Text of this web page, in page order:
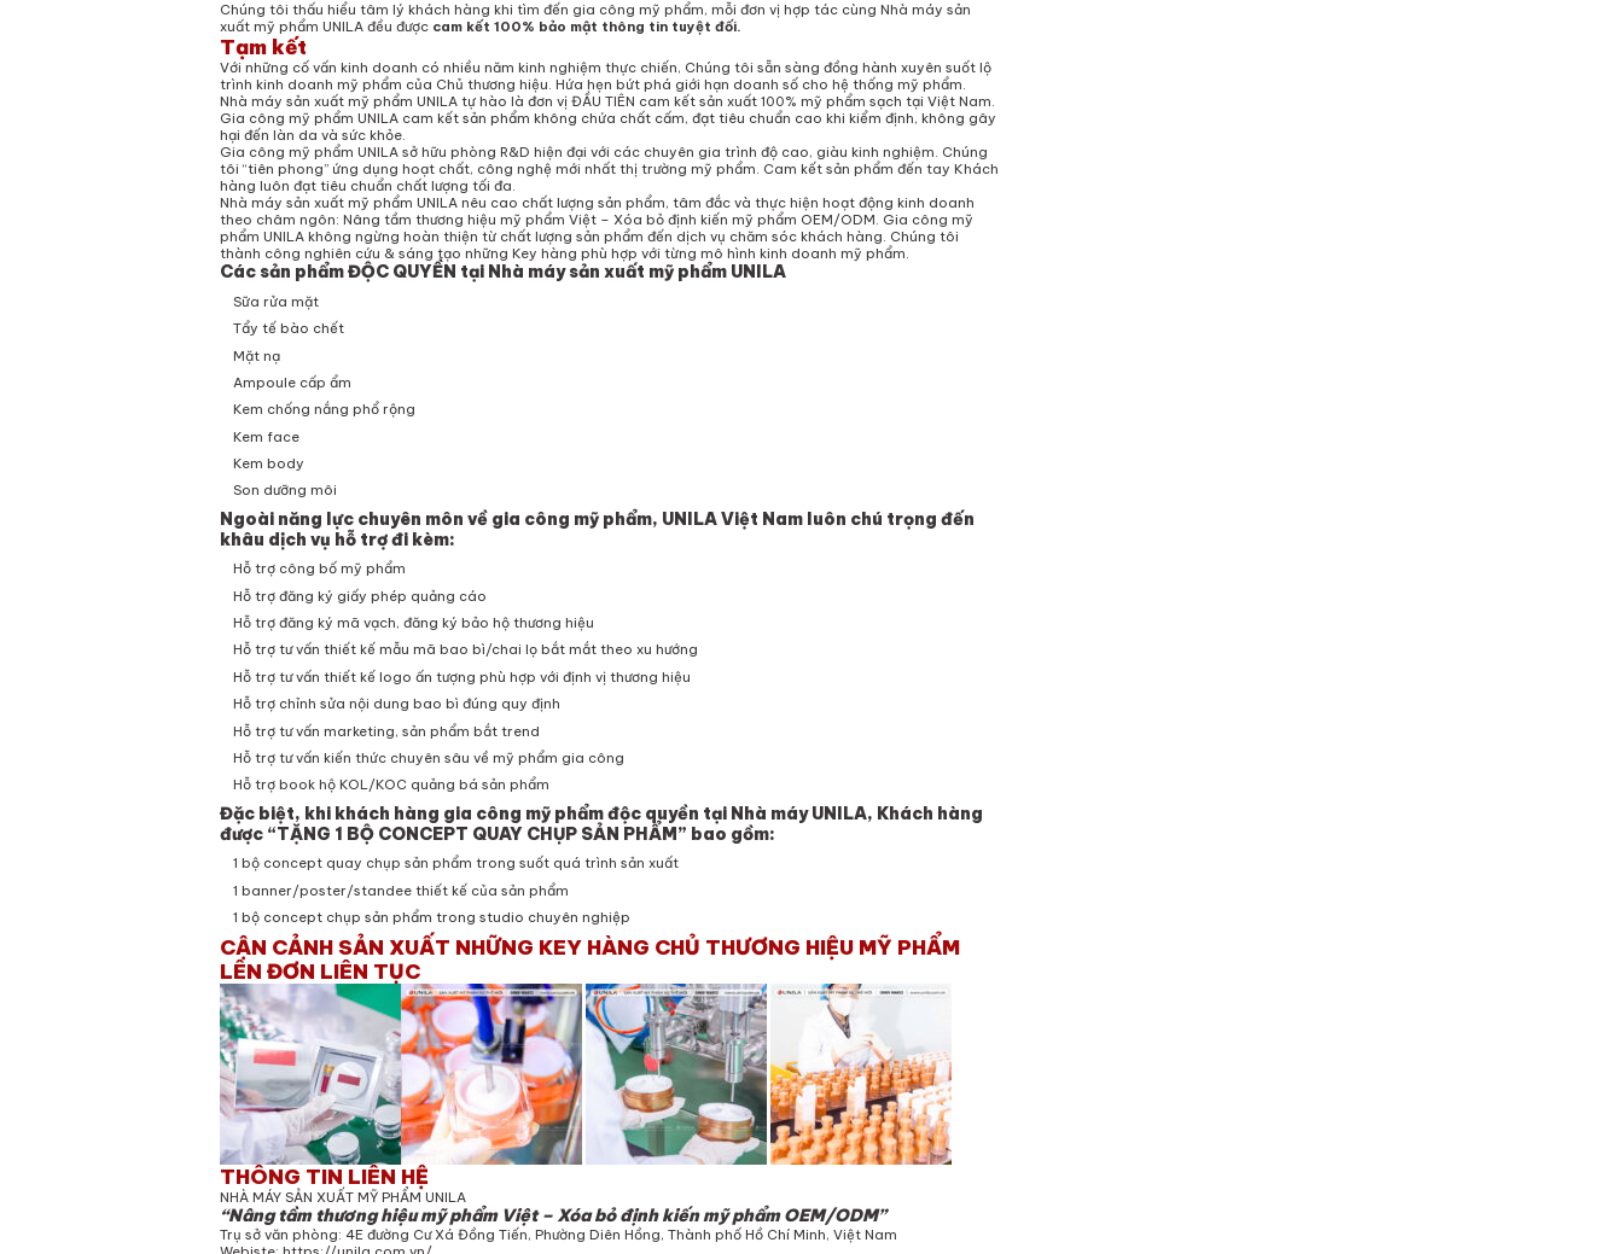
Chúng tôi thấu hiểu tâm lý khách hàng khi tìm đến gia công mỹ phẩm, mỗi đơn vị hợp tác cùng Nhà máy sản
xuất mỹ phẩm UNILA đều được cam kết 100% bảo mật thông tin tuyệt đối.
Tạm kết
Với những cố vấn kinh doanh có nhiều năm kinh nghiệm thực chiến, Chúng tôi sẵn sàng đồng hành xuyên suốt lộ
trình kinh doanh mỹ phẩm của Chủ thương hiệu. Hứa hẹn bứt phá giới hạn doanh số cho hệ thống mỹ phẩm.
Nhà máy sản xuất mỹ phẩm UNILA tự hào là đơn vị ĐẦU TIÊN cam kết sản xuất 100% mỹ phẩm sạch tại Việt Nam.
Gia công mỹ phẩm UNILA cam kết sản phẩm không chứa chất cấm, đạt tiêu chuẩn cao khi kiểm định, không gây
hại đến làn da và sức khỏe.
Gia công mỹ phẩm UNILA sở hữu phòng R&D hiện đại với các chuyên gia trình độ cao, giàu kinh nghiệm. Chúng
tôi “tiên phong” ứng dụng hoạt chất, công nghệ mới nhất thị trường mỹ phẩm. Cam kết sản phẩm đến tay Khách
hàng luôn đạt tiêu chuẩn chất lượng tối đa.
Nhà máy sản xuất mỹ phẩm UNILA nêu cao chất lượng sản phẩm, tâm đắc và thực hiện hoạt động kinh doanh
theo châm ngôn: Nâng tầm thương hiệu mỹ phẩm Việt – Xóa bỏ định kiến mỹ phẩm OEM/ODM. Gia công mỹ
phẩm UNILA không ngừng hoàn thiện từ chất lượng sản phẩm đến dịch vụ chăm sóc khách hàng. Chúng tôi
thành công nghiên cứu & sáng tạo những Key hàng phù hợp với từng mô hình kinh doanh mỹ phẩm.
Các sản phẩm ĐỘC QUYỀN tại Nhà máy sản xuất mỹ phẩm UNILA
Sữa rửa mặt
Tẩy tế bào chết
Mặt nạ
Ampoule cấp ẩm
Kem chống nắng phổ rộng
Kem face
Kem body
Son dưỡng môi
Ngoài năng lực chuyên môn về gia công mỹ phẩm, UNILA Việt Nam luôn chú trọng đến
khâu dịch vụ hỗ trợ đi kèm:
Hỗ trợ công bố mỹ phẩm
Hỗ trợ đăng ký giấy phép quảng cáo
Hỗ trợ đăng ký mã vạch, đăng ký bảo hộ thương hiệu
Hỗ trợ tư vấn thiết kế mẫu mã bao bì/chai lọ bắt mắt theo xu hướng
Hỗ trợ tư vấn thiết kế logo ấn tượng phù hợp với định vị thương hiệu
Hỗ trợ chỉnh sửa nội dung bao bì đúng quy định
Hỗ trợ tư vấn marketing, sản phẩm bắt trend
Hỗ trợ tư vấn kiến thức chuyên sâu về mỹ phẩm gia công
Hỗ trợ book hộ KOL/KOC quảng bá sản phẩm
Đặc biệt, khi khách hàng gia công mỹ phẩm độc quyền tại Nhà máy UNILA, Khách hàng
được “TẶNG 1 BỘ CONCEPT QUAY CHỤP SẢN PHẨM” bao gồm:
1 bộ concept quay chụp sản phẩm trong suốt quá trình sản xuất
1 banner/poster/standee thiết kế của sản phẩm
1 bộ concept chụp sản phẩm trong studio chuyên nghiệp
CẬN CẢNH SẢN XUẤT NHỮNG KEY HÀNG CHỦ THƯƠNG HIỆU MỸ PHẨM
LÊN ĐƠN LIÊN TỤC
THÔNG TIN LIÊN HỆ
NHÀ MÁY SẢN XUẤT MỸ PHẨM UNILA
“Nâng tầm thương hiệu mỹ phẩm Việt – Xóa bỏ định kiến mỹ phẩm OEM/ODM”
Trụ sở văn phòng: 4E đường Cư Xá Đồng Tiến, Phường Diên Hồng, Thành phố Hồ Chí Minh, Việt Nam